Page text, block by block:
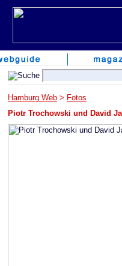
Hamburg Web > Fotos
Piotr Trochowski und David